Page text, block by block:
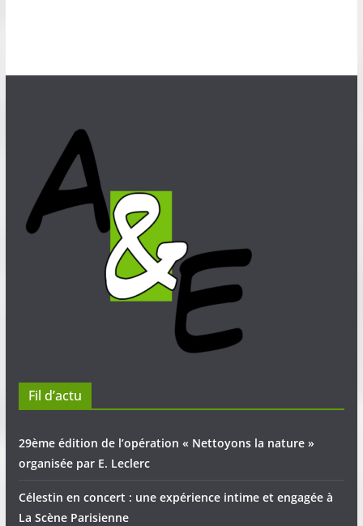
Fil d’actu
29ème édition de l’opération « Nettoyons la nature »
organisée par E. Leclerc
Célestin en concert : une expérience intime et engagée à
La Scène Parisienne